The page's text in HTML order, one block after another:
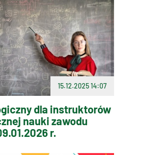
15.12.2025 14:07
dla instruktorów
nauki zawodu
r.